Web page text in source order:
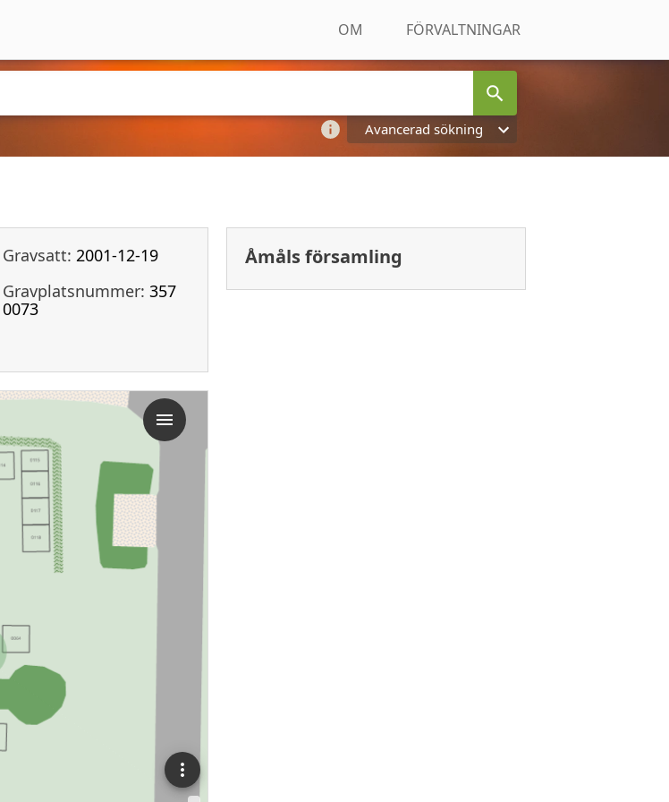
OM FÖRVALTNINGAR
Avancerad sökning
Gravsatt: 2001-12-19
Gravplatsnummer: 357
0073
Åmåls församling